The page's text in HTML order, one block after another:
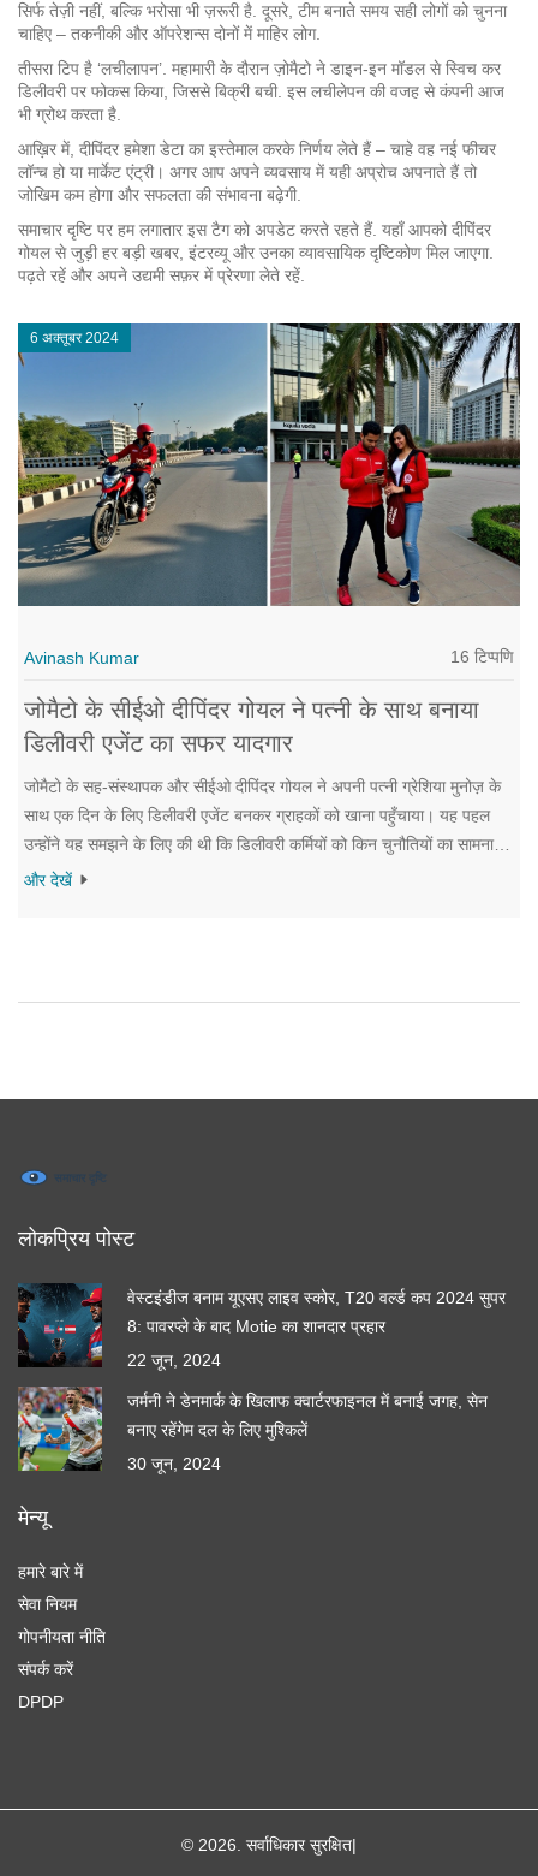
सिर्फ तेज़ी नहीं, बल्कि भरोसा भी ज़रूरी है. दूसरे, टीम बनाते समय सही लोगों को चुनना
चाहिए – तकनीकी और ऑपरेशन्स दोनों में माहिर लोग.
तीसरा टिप है ‘लचीलापन’. महामारी के दौरान ज़ोमैटो ने डाइन‑इन मॉडल से स्विच कर
डिलीवरी पर फोकस किया, जिससे बिक्री बची. इस लचीलेपन की वजह से कंपनी आज
भी ग्रोथ करता है.
आख़िर में, दीपिंदर हमेशा डेटा का इस्तेमाल करके निर्णय लेते हैं – चाहे वह नई फीचर
लॉन्च हो या मार्केट एंट्री। अगर आप अपने व्यवसाय में यही अप्रोच अपनाते हैं तो
जोखिम कम होगा और सफलता की संभावना बढ़ेगी.
समाचार दृष्टि पर हम लगातार इस टैग को अपडेट करते रहते हैं. यहाँ आपको दीपिंदर
गोयल से जुड़ी हर बड़ी खबर, इंटरव्यू और उनका व्यावसायिक दृष्टिकोण मिल जाएगा.
पढ़ते रहें और अपने उद्यमी सफ़र में प्रेरणा लेते रहें.
6 अक्तूबर 2024
Avinash Kumar 16 टिप्पणि
जोमैटो के सीईओ दीपिंदर गोयल ने पत्नी के साथ बनाया
डिलीवरी एजेंट का सफर यादगार
जोमैटो के सह-संस्थापक और सीईओ दीपिंदर गोयल ने अपनी पत्नी ग्रेशिया मुनोज़ के
साथ एक दिन के लिए डिलीवरी एजेंट बनकर ग्राहकों को खाना पहुँचाया। यह पहल
उन्होंने यह समझने के लिए की थी कि डिलीवरी कर्मियों को किन चुनौतियों का सामना
करना पड़ता है। उन्होंने अपने अनुभव को इंस्टाग्राम पर साझा किया, जिससे यह
और देखें
लोकप्रिय पोस्ट
वेस्टइंडीज बनाम यूएसए लाइव स्कोर, T20 वर्ल्ड कप 2024 सुपर
8: पावरप्ले के बाद Motie का शानदार प्रहार
22 जून, 2024
जर्मनी ने डेनमार्क के खिलाफ क्वार्टरफाइनल में बनाई जगह, सेन
बनाए रहेंगेम दल के लिए मुश्किलें
30 जून, 2024
मेन्यू
हमारे बारे में
सेवा नियम
गोपनीयता नीति
संपर्क करें
DPDP
© 2026. सर्वाधिकार सुरक्षित|